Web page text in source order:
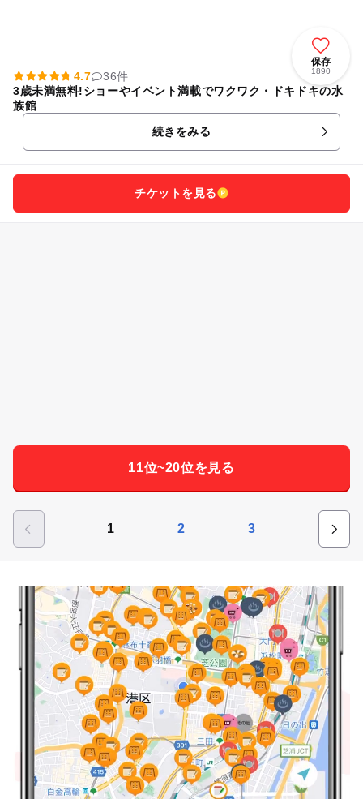
保存
1890
4.7
36件
3歳未満無料!ショーやイベント満載でワクワク・ドキドキの水
族館
続きをみる
チケットを見る
11位~20位を見る
1 2 3